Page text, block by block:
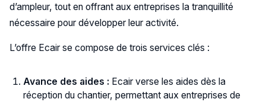
d’ampleur, tout en offrant aux entreprises la tranquillité
nécessaire pour développer leur activité.
L’offre Ecair se compose de trois services clés :
Avance des aides : Ecair verse les aides dès la
réception du chantier, permettant aux entreprises de